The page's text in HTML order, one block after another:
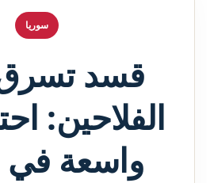
سوريا
قسد
الفلاحين:
واسعة في